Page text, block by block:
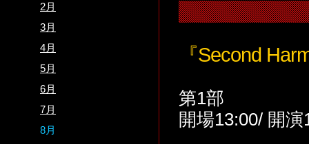
2月
3月
4月
5月
6月
7月
8月
『Second
第1部
開場13:00/ 開